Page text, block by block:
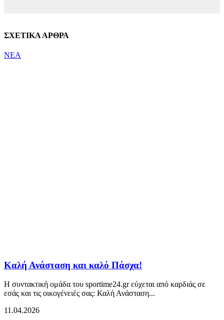
ΣΧΕΤΙΚΑ ΑΡΘΡΑ
ΝΕΑ
Καλή Ανάσταση και καλό Πάσχα!
Η συντακτική ομάδα του sportime24.gr εύχεται από καρδιάς σε
εσάς και τις οικογένειές σας: Καλή Ανάσταση...
11.04.2026